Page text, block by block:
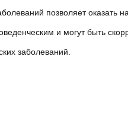
позволяет оказать
и могут быть
заболеваний.